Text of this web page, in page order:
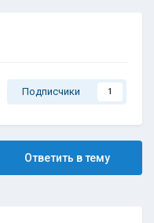
Подписчики 1
Ответить в тему